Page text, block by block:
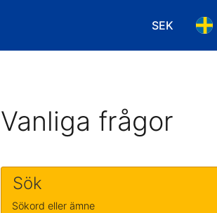
SEK
Välj
Vanliga frågor
Sök
Sökord eller ämne